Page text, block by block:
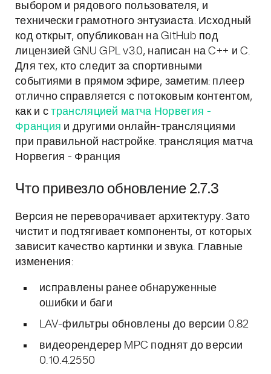
выбором и рядового пользователя, и
технически грамотного энтузиаста. Исходный
код открыт, опубликован на GitHub под
лицензией GNU GPL v3.0, написан на C++ и C.
Для тех, кто следит за спортивными
событиями в прямом эфире, заметим: плеер
отлично справляется с потоковым контентом,
как и странсляцией матча Норвегия -
Франция и другими онлайн-трансляциями
при правильной настройке. трансляция матча
Норвегия - Франция
Что привезло обновление 2.7.3
Версия не переворачивает архитектуру. Зато
чистит и подтягивает компоненты, от которых
зависит качество картинки и звука. Главные
изменения:
исправлены ранее обнаруженные
ошибки и баги
LAV-фильтры обновлены до версии 0.82
видеорендерер MPC поднят до версии
0.10.4.2550